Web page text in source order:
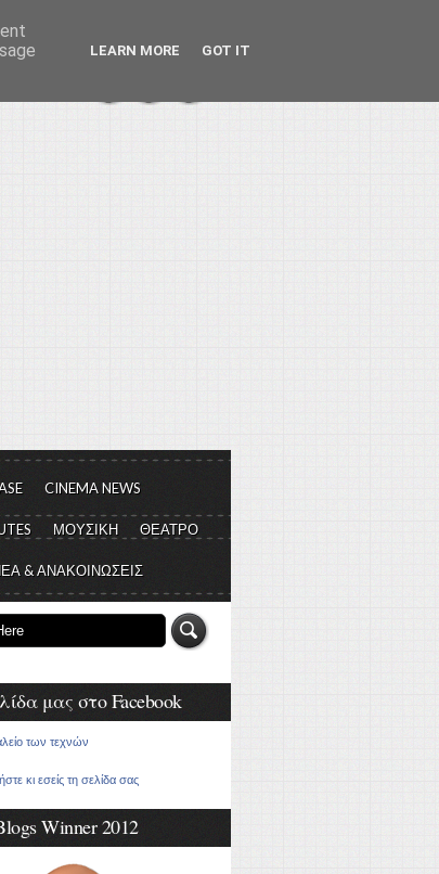
CINEMA NEWS
ΜΟΥΣΙΚΗ ΘΕΑΤΡΟ
& ΑΝΑΚΟΙΝΩΣΕΙΣ
μας στο Facebook
των τεχνών
κι εσείς τη σελίδα σας
Winner 2012
LEARN MORE GOT IT